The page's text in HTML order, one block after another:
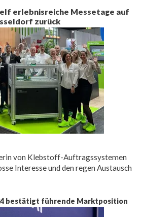
erlebnisreiche Messetage auf
zurück
von Klebstoff-Auftragssystemen
Interesse und den regen Austausch
bestätigt führende Marktposition